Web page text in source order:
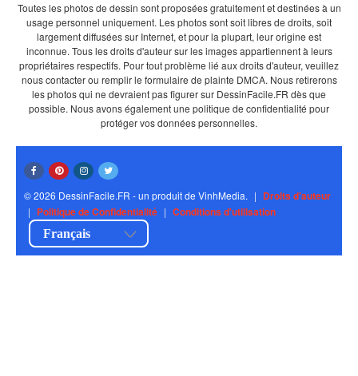
Toutes les photos de dessin sont proposées gratuitement et destinées à un
usage personnel uniquement. Les photos sont soit libres de droits, soit
largement diffusées sur Internet, et pour la plupart, leur origine est
inconnue. Tous les droits d'auteur sur les images appartiennent à leurs
propriétaires respectifs. Pour tout problème lié aux droits d'auteur, veuillez
nous contacter ou remplir le formulaire de plainte DMCA. Nous retirerons
les photos qui ne devraient pas figurer sur DessinFacile.FR dès que
possible. Nous avons également une politique de confidentialité pour
protéger vos données personnelles.
© 2026 DessinFacile.FR - un produit de VinhMedia. | Droits d'auteur
| Politique de Confidentialité | Conditions d'utilisation
Français